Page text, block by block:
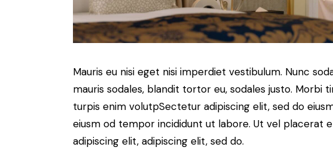
Mauris eu nisi eget nisi imperdiet vestibulum. Nunc
mauris sodales, blandit tortor eu, sodales justo. Morbi
turpis enim volutpSectetur adipiscing elit, sed do
eiusm od tempor incididunt ut labore. Ut vel placerat
adipiscing elit, adipiscing elit, sed do.